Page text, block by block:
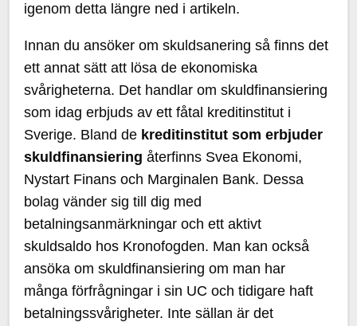
igenom detta längre ned i artikeln.
Innan du ansöker om skuldsanering så finns det
ett annat sätt att lösa de ekonomiska
svårigheterna. Det handlar om skuldfinansiering
som idag erbjuds av ett fåtal kreditinstitut i
Sverige. Bland de kreditinstitut som erbjuder
skuldfinansiering återfinns Svea Ekonomi,
Nystart Finans och Marginalen Bank. Dessa
bolag vänder sig till dig med
betalningsanmärkningar och ett aktivt
skuldsaldo hos Kronofogden. Man kan också
ansöka om skuldfinansiering om man har
många förfrågningar i sin UC och tidigare haft
betalningssvårigheter. Inte sällan är det